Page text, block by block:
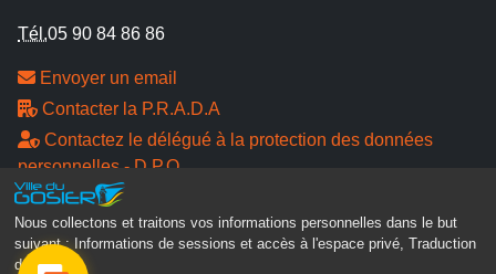
Nous collectons et traitons vos informations personnelles dans le but
suivant :
Informations de sessions et accès à l'espace privé, Traduction
des pages .
Tél.05 90 84 86 86
Envoyer un email
Contacter la P.R.A.D.A
Contactez le délégué à la protection des données
personnelles - D.P.O
Suivez-nous